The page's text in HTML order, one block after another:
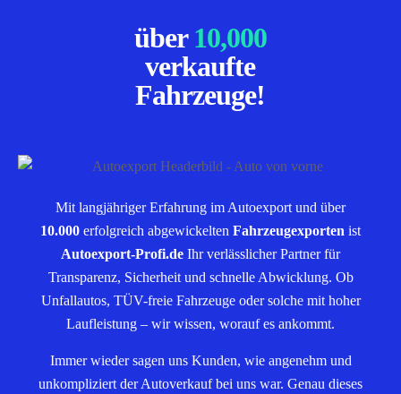
über10,000
verkaufte
Fahrzeuge!
Mit langjähriger Erfahrung im Autoexport und über
10.000 erfolgreich abgewickelten Fahrzeugexporten ist
Autoexport-Profi.de Ihr verlässlicher Partner für
Transparenz, Sicherheit und schnelle Abwicklung. Ob
Unfallautos, TÜV-freie Fahrzeuge oder solche mit hoher
Laufleistung – wir wissen, worauf es ankommt.
Immer wieder sagen uns Kunden, wie angenehm und
unkompliziert der Autoverkauf bei uns war. Genau dieses